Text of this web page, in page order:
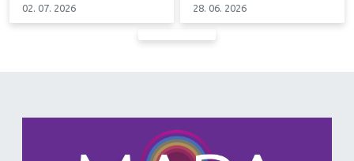
02. 07. 2026 28. 06. 2026